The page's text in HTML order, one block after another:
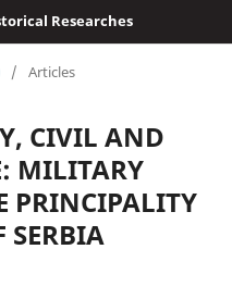
Researches
/ Articles
CIVIL AND
MILITARY
PRINCIPALITY